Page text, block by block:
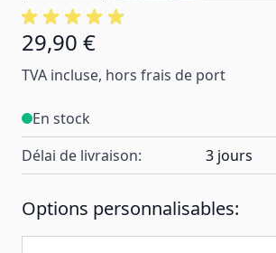
29,90 €
TVA incluse, hors frais de port
En stock
Délai de livraison:
3 jours
Options personnalisables: